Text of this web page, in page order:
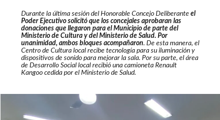
Durante la última sesión del Honorable Concejo Deliberante el
Poder Ejecutivo solicitó que los concejales aprobaran las
donaciones que llegaron para el Municipio de parte del
Ministerio de Cultura y del Ministerio de Salud. Por
unanimidad, ambos bloques acompañaron. De esta manera, el
Centro de Cultura local recibe tecnología para su iluminación y
dispositivos de sonido para mejorar la sala. Por su parte, el área
de Desarrollo Social local recibió una camioneta Renault
Kangoo cedida por el Ministerio de Salud.